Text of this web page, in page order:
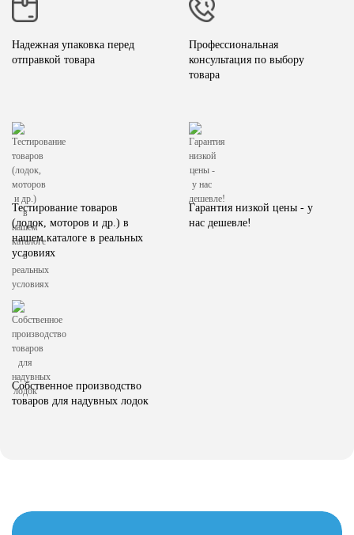
Надежная упаковка перед
отправкой товара
Профессиональная
консультация по выбору
товара
Тестирование товаров
(лодок, моторов и др.) в
нашем каталоге в реальных
условиях
Гарантия низкой цены - у
нас дешевле!
Собственное производство
товаров для надувных лодок